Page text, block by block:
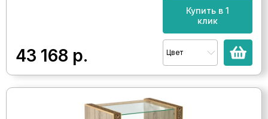
43 168 р.
Купить в 1
клик
Цвет